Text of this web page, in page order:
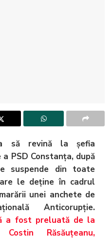
să revină la șefia
PSD Constanța, după
din toate
le deține în cadrul
unei anchete de
Anticorupție.
a fost preluată de la
Răsăuțeanu,